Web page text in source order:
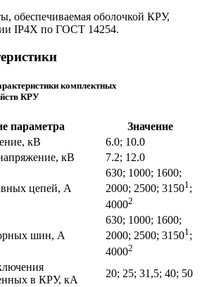
обеспечиваемая оболочкой КРУ,
IP4Х по ГОСТ 14254.
комплектных
КРУ
параметра
Значение
кВ
6.0; 10.0
кВ
7.2; 12.0
цепей, А
630; 1000; 1600;
2000; 2500; 31501;
40002
шин, А
630; 1000; 1600;
2000; 2500; 31501;
40002
в КРУ, кА
20; 25; 31,5; 40; 50